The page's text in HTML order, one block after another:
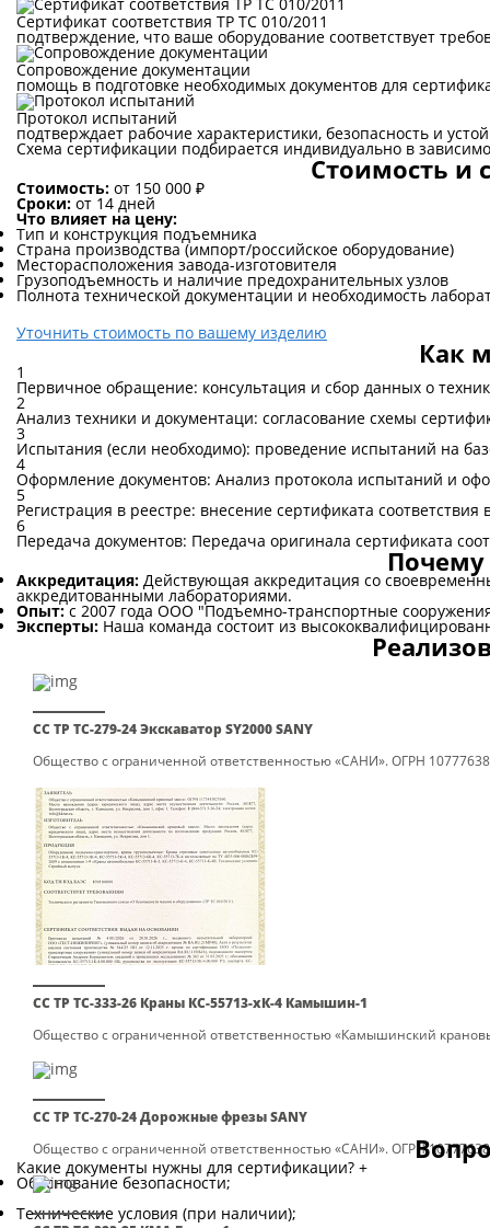
Сертификат соответствия ТР ТС 010/2011
подтверждение, что ваше оборудование соответствует
Сопровождение документации
помощь в подготовке необходимых документов для
Протокол испытаний
подтверждает рабочие характеристики, безопасность и
Схема сертификации подбирается индивидуально в
Стоимость и
Стоимость: от 150 000 ₽
Сроки: от 14 дней
Что влияет на цену:
Тип и конструкция подъемника
Страна производства (импорт/российское оборудование)
Месторасположения завода-изготовителя
Грузоподъемность и наличие предохранительных узлов
Полнота технической документации и необходимость
Уточнить стоимость по вашему изделию
Как
1
Первичное обращение: консультация и сбор данных о
2
Анализ техники и документаци: согласование схемы
3
Испытания (если необходимо): проведение испытаний на
4
Оформление документов: Анализ протокола испытаний и
5
Регистрация в реестре: внесение сертификата
6
Передача документов: Передача оригинала сертификата
Аккредитация: Действующая аккредитация со
аккредитованными лабораториями.
Опыт:с 2007 года ООО "Подъемно-транспортные
Эксперты: Наша команда состоит из
СС ТР ТС-279-24 Экскаватор SY2000 SANY
Общество с ограниченной ответственностью «САНИ». ОГРН
СС ТР ТС-333-26 Краны КС-55713-хК-4 Камышин-1
Общество с ограниченной ответственностью «Камышинский
СС ТР ТС-270-24 Дорожные фрезы SANY
Общество с ограниченной ответственностью «САНИ». ОГРН
Какие документы нужны для сертификации? +
Обоснование безопасности;
Технические условия (при наличии);